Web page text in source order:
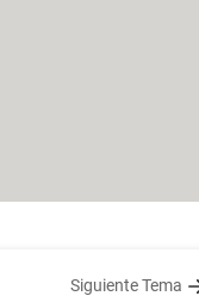
Siguiente Tema